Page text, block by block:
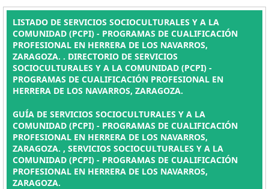
LISTADO DE SERVICIOS SOCIOCULTURALES Y A LA
COMUNIDAD (PCPI) - PROGRAMAS DE CUALIFICACIÓN
PROFESIONAL EN HERRERA DE LOS NAVARROS,
ZARAGOZA. . DIRECTORIO DE SERVICIOS
SOCIOCULTURALES Y A LA COMUNIDAD (PCPI) -
PROGRAMAS DE CUALIFICACIÓN PROFESIONAL EN
HERRERA DE LOS NAVARROS, ZARAGOZA.
GUÍA DE SERVICIOS SOCIOCULTURALES Y A LA
COMUNIDAD (PCPI) - PROGRAMAS DE CUALIFICACIÓN
PROFESIONAL EN HERRERA DE LOS NAVARROS,
ZARAGOZA. , SERVICIOS SOCIOCULTURALES Y A LA
COMUNIDAD (PCPI) - PROGRAMAS DE CUALIFICACIÓN
PROFESIONAL EN HERRERA DE LOS NAVARROS,
ZARAGOZA.